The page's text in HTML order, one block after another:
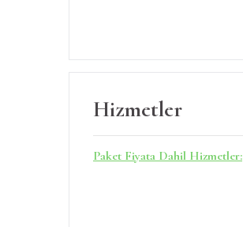
Hizmetler
Paket Fiyata Dahil Hizmetler: